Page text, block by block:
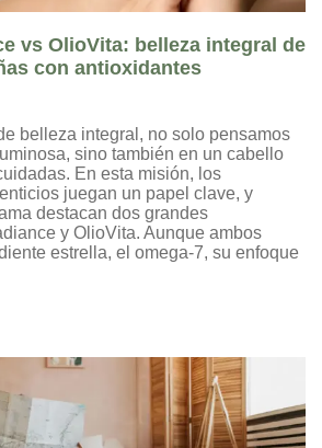
vs OlioVita: belleza integral de
con antioxidantes
belleza integral, no solo pensamos
sino también en un cabello
En esta misión, los
juegan un papel clave, y
destacan dos grandes
y OlioVita. Aunque ambos
estrella, el omega-7, su enfoque